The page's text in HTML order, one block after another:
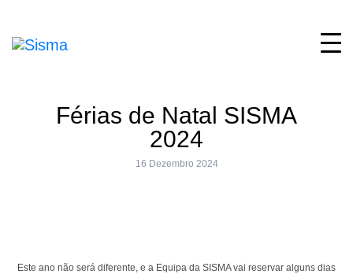
Férias de Natal SISMA
2024
16 Dezembro 2024
Este ano não será diferente, e a Equipa da SISMA vai reservar alguns dias